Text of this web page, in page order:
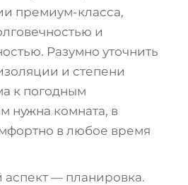
премиум-класса,
и
Разумно уточнить
и степени
к погодным
нужна комната, в
в любое время
— планировка.